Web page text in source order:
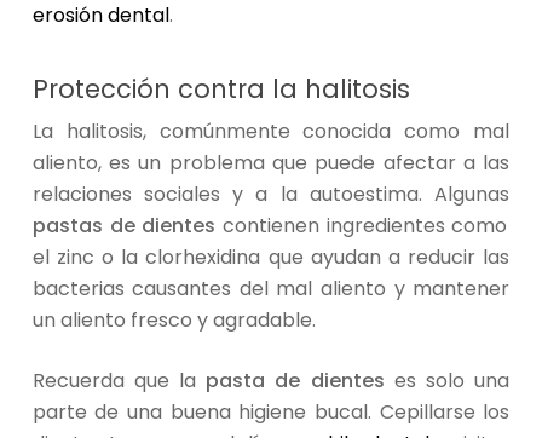
erosión dental.
Protección contra la halitosis
La halitosis, comúnmente conocida como mal
aliento, es un problema que puede afectar a las
relaciones sociales y a la autoestima. Algunas
pastas de dientes contienen ingredientes como
el zinc o la clorhexidina que ayudan a reducir las
bacterias causantes del mal aliento y mantener
un aliento fresco y agradable.
Recuerda que la pasta de dientes es solo una
parte de una buena higiene bucal. Cepillarse los